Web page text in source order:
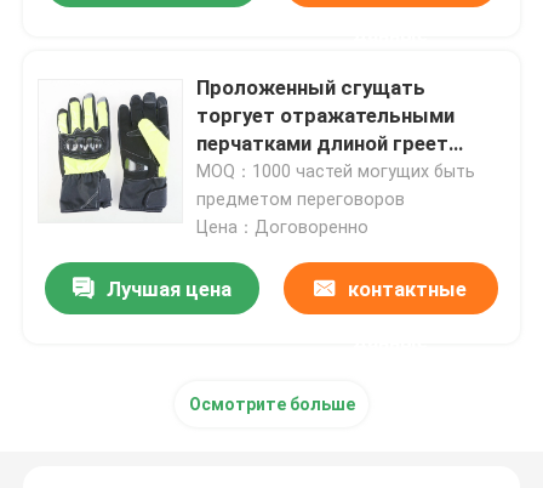
Военное пальто зимы
Военный тактический рюкзак
Военный тактический жилет
Проложенный сгущать
торгует отражательными
перчатками длиной греет
водоустойчивое
MOQ：1000 частей могущих быть
предметом переговоров
Цена：Договоренно
Лучшая цена контактные
Осмотрите больше